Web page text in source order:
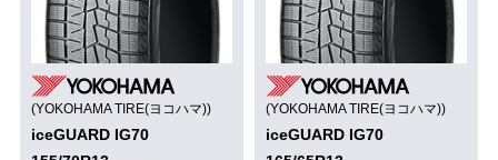
(YOKOHAMA TIRE(ヨコハマ))
iceGUARD IG70
(YOKOHAMA TIRE(ヨコハマ))
iceGUARD IG70